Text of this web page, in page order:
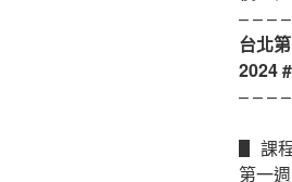
– – –
台北
2024
– – –
▋ 課
第一